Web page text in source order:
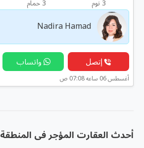
3 نوم 3 حمام
Nadira Hamad
إتصل واتساب
أغسطس 06 ساعه 07:08 ص
أحدث العقارت المؤجر فى المنطقة